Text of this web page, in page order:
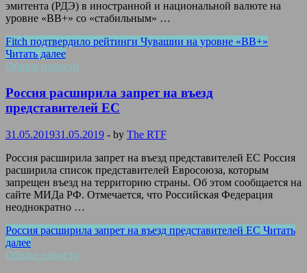
эмитента (РДЭ) в иностранной и национальной валюте на
уровне «BB+» со «стабильным» …
Fitch подтвердило рейтинги Чувашии на уровне «BB+»
Читать далее
Общие новости
Россия расширила запрет на въезд
представителей ЕС
31.05.201931.05.2019 - by The RTF
Россия расширила запрет на въезд представителей ЕС Россия
расширила список представителей Евросоюза, которым
запрещен въезд на территорию страны. Об этом сообщается на
сайте МИДа РФ. Отмечается, что Российская Федерация
неоднократно …
Россия расширила запрет на въезд представителей ЕС Читать
далее
Общие новости